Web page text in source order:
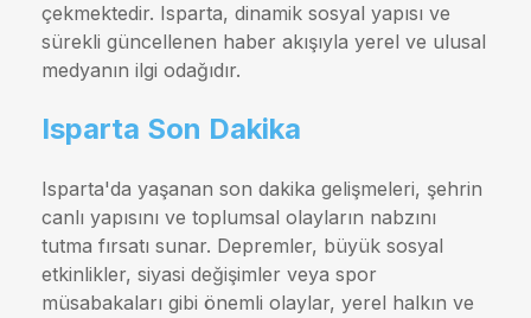
çekmektedir. Isparta, dinamik sosyal yapısı ve
sürekli güncellenen haber akışıyla yerel ve ulusal
medyanın ilgi odağıdır.
Isparta Son Dakika
Isparta'da yaşanan son dakika gelişmeleri, şehrin
canlı yapısını ve toplumsal olayların nabzını
tutma fırsatı sunar. Depremler, büyük sosyal
etkinlikler, siyasi değişimler veya spor
müsabakaları gibi önemli olaylar, yerel halkın ve